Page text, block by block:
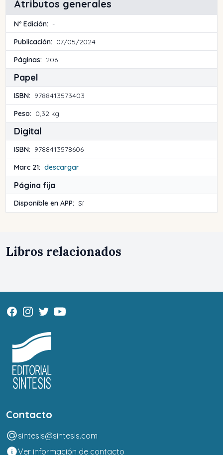
Atributos generales
Nº Edición: -
Publicación: 07/05/2024
Páginas: 206
Papel
ISBN: 9788413573403
Peso: 0,32 kg
Digital
ISBN: 9788413578606
Marc 21: descargar
Página fija
Disponible en APP: Sí
Libros relacionados
Contacto
sintesis@sintesis.com
Ver información de contacto